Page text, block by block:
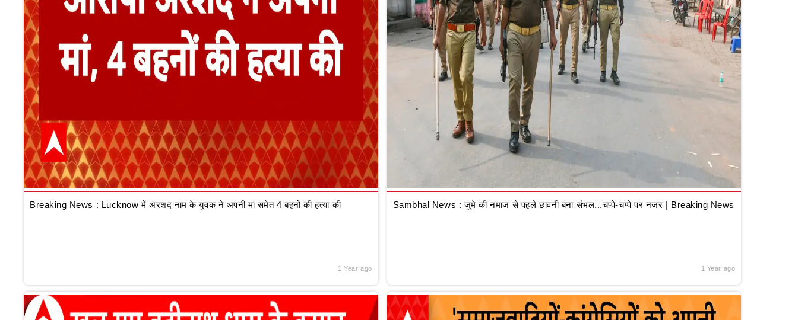
Breaking News : Lucknow में अरशद नाम के युवक ने अपनी मां समेत 4 बहनों की हत्या की
1 Year ago
Sambhal News : जुमे की नमाज से पहले छावनी बना संभल...चप्पे-चप्पे पर नजर | Breaking News
1 Year ago